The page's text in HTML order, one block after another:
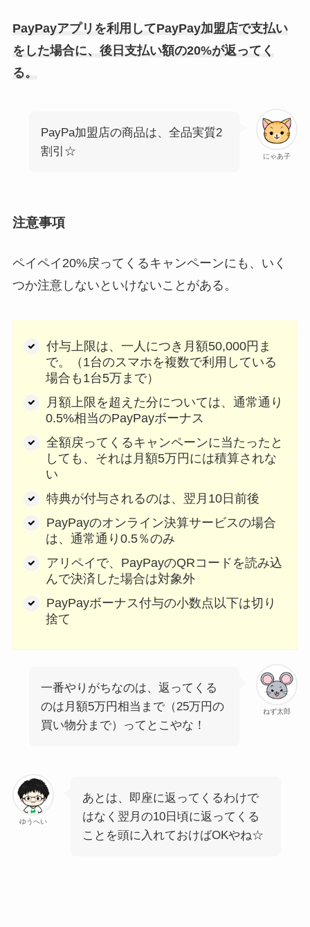
PayPayアプリを利用してPayPay加盟店で支払い
をした場合に、後日支払い額の20%が返ってく
る。
にゃあ子
PayPa加盟店の商品は、全品実質2
割引☆
注意事項
ペイペイ20%戻ってくるキャンペーンにも、いく
つか注意しないといけないことがある。
付与上限は、一人につき月額50,000円ま
で。（1台のスマホを複数で利用している
場合も1台5万まで）
月額上限を超えた分については、通常通り
0.5%相当のPayPayボーナス
全額戻ってくるキャンペーンに当たったと
しても、それは月額5万円には積算されな
い
特典が付与されるのは、翌月10日前後
PayPayのオンライン決算サービスの場合
は、通常通り0.5％のみ
アリペイで、PayPayのQRコードを読み込
んで決済した場合は対象外
PayPayボーナス付与の小数点以下は切り
捨て
ねず太郎
一番やりがちなのは、返ってくる
のは月額5万円相当まで（25万円の
買い物分まで）ってとこやな！
ゆうへい
あとは、即座に返ってくるわけで
はなく翌月の10日頃に返ってくる
ことを頭に入れておけばOKやね☆